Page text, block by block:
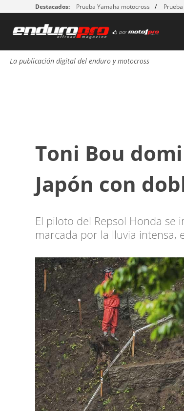
Destacados: Prueba Yamaha motocross
La publicación digital del enduro y motocross
Toni Bou
Japón con
El piloto del Repsol Honda
marcada por la lluvia intensa,